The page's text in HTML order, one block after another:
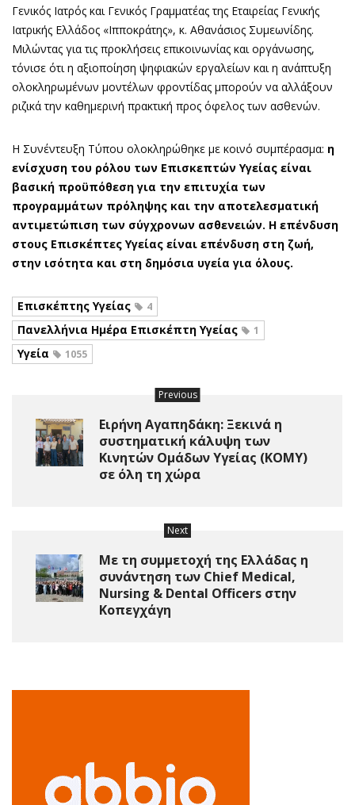
Γενικός Ιατρός και Γενικός Γραμματέας της Εταιρείας Γενικής
Ιατρικής Ελλάδος «Ιπποκράτης», κ. Αθανάσιος Συμεωνίδης.
Μιλώντας για τις προκλήσεις επικοινωνίας και οργάνωσης,
τόνισε ότι η αξιοποίηση ψηφιακών εργαλείων και η ανάπτυξη
ολοκληρωμένων μοντέλων φροντίδας μπορούν να αλλάξουν
ριζικά την καθημερινή πρακτική προς όφελος των ασθενών.
Η Συνέντευξη Τύπου ολοκληρώθηκε με κοινό συμπέρασμα: η
ενίσχυση του ρόλου των Επισκεπτών Υγείας είναι
βασική προϋπόθεση για την επιτυχία των
προγραμμάτων πρόληψης και την αποτελεσματική
αντιμετώπιση των σύγχρονων ασθενειών. Η επένδυση
στους Επισκέπτες Υγείας είναι επένδυση στη ζωή,
στην ισότητα και στη δημόσια υγεία για όλους.
Επισκέπτης Υγείας 4
Πανελλήνια Ημέρα Επισκέπτη Υγείας 1
Υγεία 1055
Previous
Ειρήνη Αγαπηδάκη: Ξεκινά η
συστηματική κάλυψη των
Κινητών Ομάδων Υγείας (ΚΟΜΥ)
σε όλη τη χώρα
Next
Με τη συμμετοχή της Ελλάδας η
συνάντηση των Chief Medical,
Nursing & Dental Officers στην
Κοπεγχάγη